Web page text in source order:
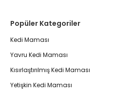
Popüler Kategoriler
Kedi Maması
Yavru Kedi Maması
Kısırlaştırılmış Kedi Maması
Yetişkin Kedi Maması